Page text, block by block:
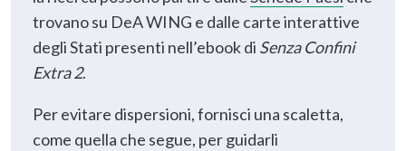
trovano su DeA WING e dalle carte interattive
degli Stati presenti nell’ebook di Senza Confini
Extra 2.
Per evitare dispersioni, fornisci una scaletta,
come quella che segue, per guidarli